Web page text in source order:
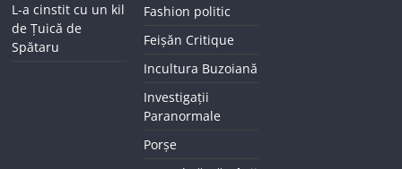
L-a cinstit cu un kil
de Țuică de
Spătaru
Fashion politic
Feișăn Critique
Incultura Buzoiană
Investigații
Paranormale
Porșe